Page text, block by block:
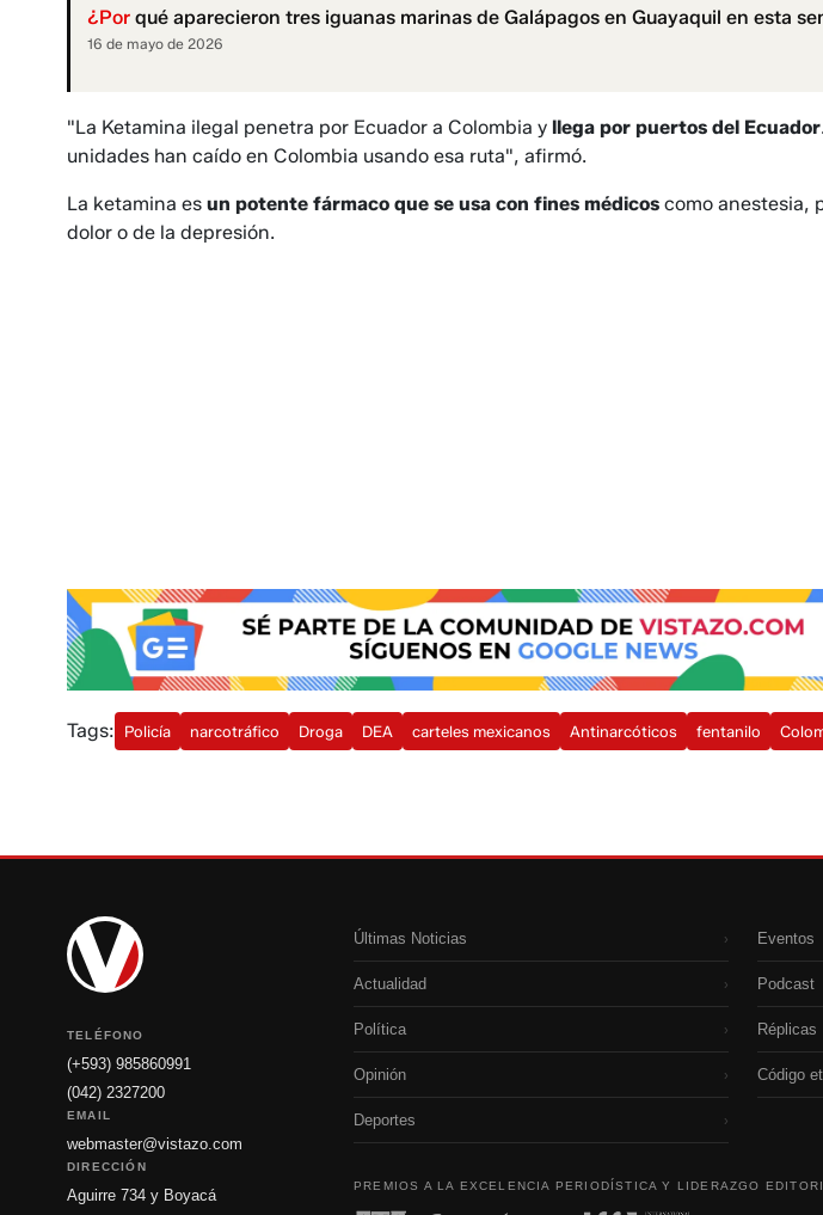
¿Por qué aparecieron tres iguanas marinas de Galápagos en Guayaquil en esta
16 de mayo de 2026
"La Ketamina ilegal penetra por Ecuador a Colombia y llega por puertos del Ecuador
unidades han caído en Colombia usando esa ruta", afirmó.
La ketamina es un potente fármaco que se usa con fines médicos como anestesia,
dolor o de la depresión.
Tags: Policía narcotráfico Droga DEA carteles mexicanos Antinarcóticos fentanilo
TELÉFONO
(+593) 985860991
(042) 2327200
EMAIL
webmaster@vistazo.com
DIRECCIÓN
Aguirre 734 y Boyacá
Últimas Noticias ›
Actualidad ›
Política ›
Opinión ›
Deportes ›
Eventos
Podcast
Réplicas
Código
PREMIOS A LA EXCELENCIA PERIODÍSTICA Y LIDERAZGO